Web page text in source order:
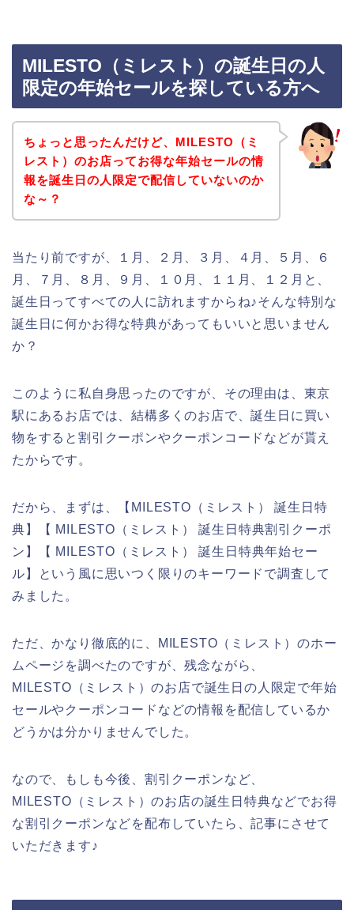
MILESTO（ミレスト）の誕生日の人
限定の年始セールを探している方へ
ちょっと思ったんだけど、MILESTO（ミ
レスト）のお店ってお得な年始セールの情
報を誕生日の人限定で配信していないのか
な～？
当たり前ですが、１月、２月、３月、４月、５月、６
月、７月、８月、９月、１０月、１１月、１２月と、
誕生日ってすべての人に訪れますからね♪そんな特別な
誕生日に何かお得な特典があってもいいと思いません
か？
このように私自身思ったのですが、その理由は、東京
駅にあるお店では、結構多くのお店で、誕生日に買い
物をすると割引クーポンやクーポンコードなどが貰え
たからです。
だから、まずは、【MILESTO（ミレスト） 誕生日特
典】【 MILESTO（ミレスト） 誕生日特典割引クーポ
ン】【 MILESTO（ミレスト） 誕生日特典年始セー
ル】という風に思いつく限りのキーワードで調査して
みました。
ただ、かなり徹底的に、MILESTO（ミレスト）のホー
ムページを調べたのですが、残念ながら、
MILESTO（ミレスト）のお店で誕生日の人限定で年始
セールやクーポンコードなどの情報を配信しているか
どうかは分かりませんでした。
なので、もしも今後、割引クーポンなど、
MILESTO（ミレスト）のお店の誕生日特典などでお得
な割引クーポンなどを配布していたら、記事にさせて
いただきます♪